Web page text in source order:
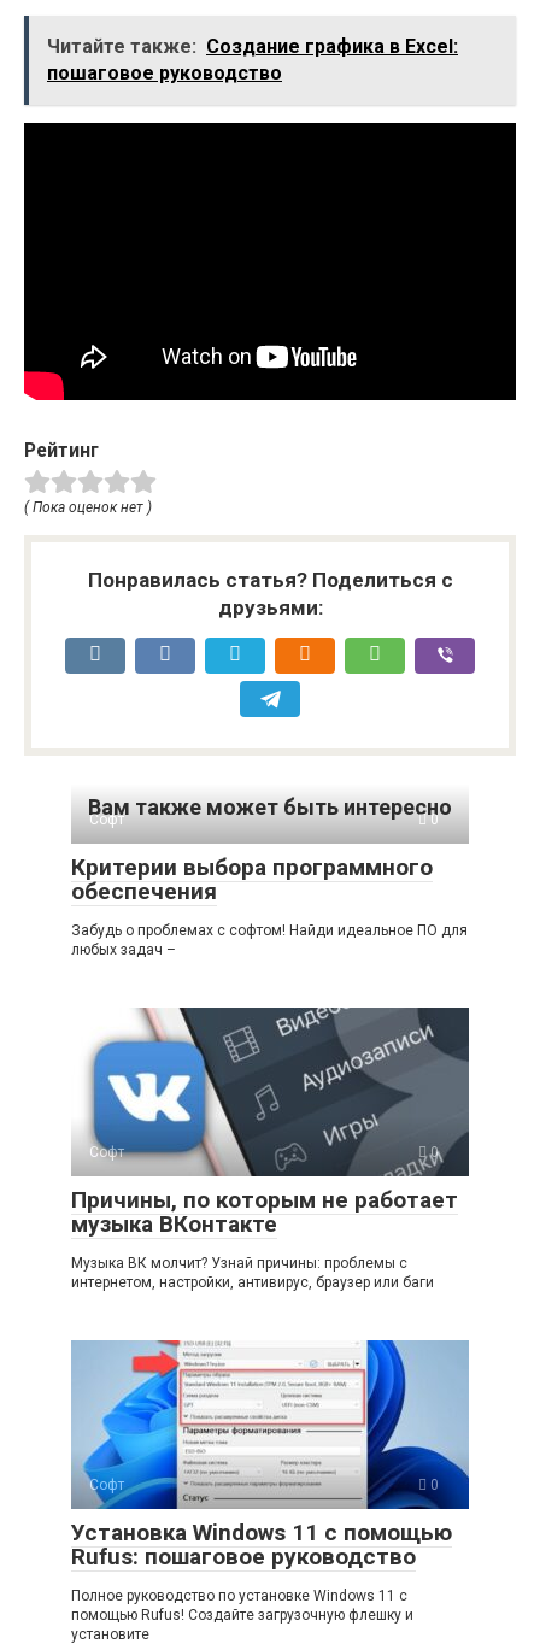
Читайте также: Создание графика в Excel:
пошаговое руководство
Рейтинг
( Пока оценок нет )
Понравилась статья? Поделиться с
друзьями:
Вам также может быть интересно
Софт 0
Критерии выбора программного
обеспечения
Забудь о проблемах с софтом! Найди идеальное ПО для
любых задач –
Софт 0
Причины, по которым не работает
музыка ВКонтакте
Музыка ВК молчит? Узнай причины: проблемы с
интернетом, настройки, антивирус, браузер или баги
Софт 0
Установка Windows 11 с помощью
Rufus: пошаговое руководство
Полное руководство по установке Windows 11 с
помощью Rufus! Создайте загрузочную флешку и
установите